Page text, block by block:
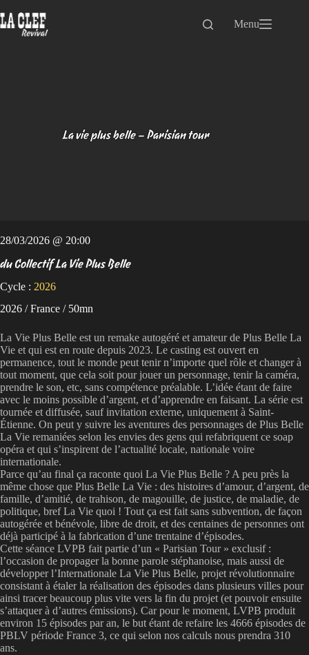
au
contenu
Menu
La vie plus belle – Parisian tour
28/03/2026 @ 20:00
du Collectif La Vie Plus Belle
Cycle : 2026
2026 / France / 50mn
La Vie Plus Belle est un remake autogéré et amateur de Plus Belle La
Vie et qui est en route depuis 2023. Le casting est ouvert en
permanence, tout le monde peut tenir n’importe quel rôle et changer à
tout moment, que cela soit pour jouer un personnage, tenir la caméra,
prendre le son, etc, sans compétence préalable. L’idée étant de faire
avec le moins possible d’argent, et d’apprendre en faisant. La série est
tournée et diffusée, sauf invitation externe, uniquement à Saint-
Étienne. On peut y suivre les aventures des personnages de Plus Belle
La Vie remaniées selon les envies des gens qui refabriquent ce soap
opéra et qui s’inspirent de l’actualité locale, nationale voire
internationale.
Parce qu’au final ça raconte quoi La Vie Plus Belle ? A peu près la
même chose que Plus Belle La Vie : des histoires d’amour, d’argent, de
famille, d’amitié, de trahison, de magouille, de justice, de maladie, de
politique, bref La Vie quoi ! Tout ça est fait sans subvention, de façon
autogérée et bénévole, libre de droit, et des centaines de personnes ont
déjà participé à la fabrication d’une trentaine d’épisodes.
Cette séance LVPB fait partie d’un « Parisian Tour » exclusif :
l’occasion de propager la bonne parole stéphanoise, mais aussi de
développer l’Internationale La Vie Plus Belle, projet révolutionnaire
consistant à étaler la réalisation des épisodes dans plusieurs villes pour
ainsi tracer beaucoup plus vite vers la fin du projet (et pouvoir ensuite
s’attaquer à d’autres émissions). Car pour le moment, LVPB produit
environ 15 épisodes par an, le but étant de refaire les 4666 épisodes de
PBLV période France 3, ce qui selon nos calculs nous prendra 310
ans.